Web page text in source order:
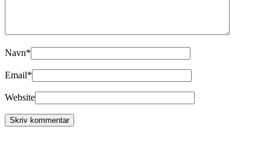
Navn*
Email*
Website